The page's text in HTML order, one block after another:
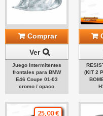
Comprar
Ver
Juego Intermitentes
frontales para BMW
E46 Coupe 01-03
cromo / opaco
(KIT 2
25,00 €